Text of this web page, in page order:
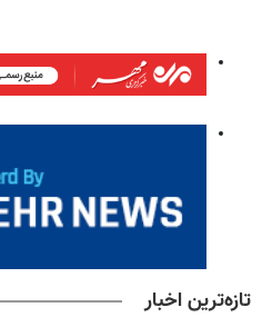
تازه‌ترین اخبار